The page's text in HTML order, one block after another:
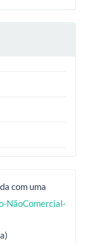
com uma
NãoComercial-